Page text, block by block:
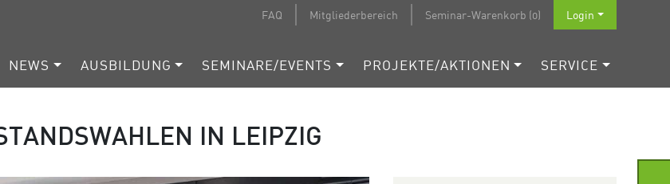
FAQ Mitgliederbereich Seminar-Warenkorb (0) Login
NEWS AUSBILDUNG SEMINARE/EVENTS PROJEKTE/AKTIONEN SERVICE
IN LEIPZIG